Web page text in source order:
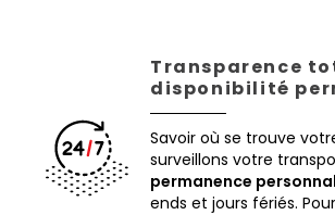
Transparence
disponibilité
Savoir où se trouve
surveillons votre
permanence
ends et jours fériés.